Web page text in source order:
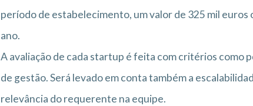
período de estabelecimento, um valor de 325 mil
ano.
A avaliação de cada startup é feita com critérios como
de gestão. Será levado em conta também a
relevância do requerente na equipe.